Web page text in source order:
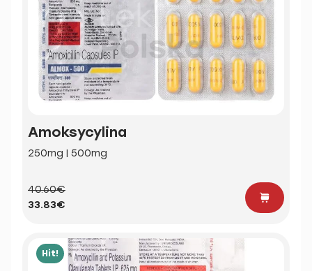
Amoksycylina
250mg | 500mg
40.60€
33.83€
Hit!